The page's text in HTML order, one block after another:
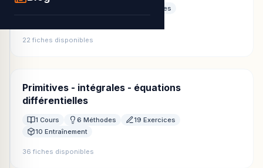
8 Exercices
22 fiches disponibles
Primitives - intégrales - équations
différentielles
1 Cours 6 Méthodes
19 Exercices
10 Entraînement
36 fiches disponibles